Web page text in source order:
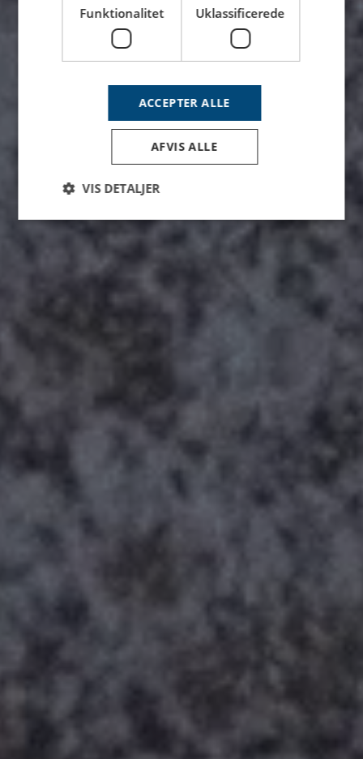
Funktionalitet Uklassificerede
ACCEPTER ALLE
AFVIS ALLE
VIS DETALJER